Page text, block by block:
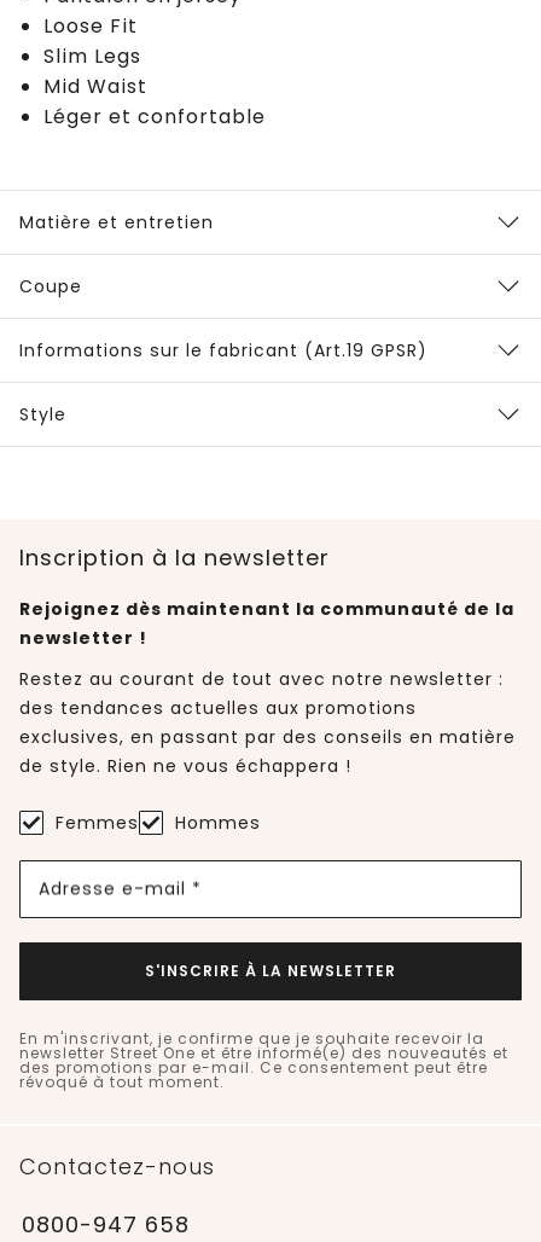
Loose Fit
Slim Legs
Mid Waist
Léger et confortable
Matière et entretien
Coupe
Informations sur le fabricant (Art.19 GPSR)
Style
Inscription à la newsletter
Rejoignez dès maintenant la communauté de la
newsletter !
Restez au courant de tout avec notre newsletter :
des tendances actuelles aux promotions
exclusives, en passant par des conseils en matière
de style. Rien ne vous échappera !
Femmes Hommes
Adresse e-mail *
S'INSCRIRE À LA NEWSLETTER
En m'inscrivant, je confirme que je souhaite recevoir la
newsletter Street One et être informé(e) des nouveautés et
des promotions par e-mail. Ce consentement peut être
révoqué à tout moment.
Contactez-nous
0800-947 658